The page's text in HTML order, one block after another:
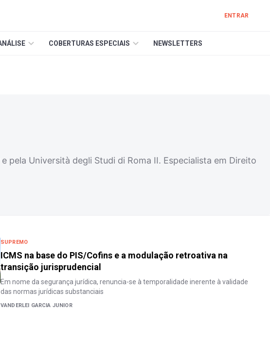
ENTRAR
COBERTURAS ESPECIAIS NEWSLETTERS
pela Università degli Studi di Roma II. Especialista em Direito
SUPREMO
ICMS na base do PIS/Cofins e a modulação retroativa na
transição jurisprudencial
Em nome da segurança jurídica, renuncia-se à temporalidade inerente à validade
das normas jurídicas substanciais
VANDERLEI GARCIA JUNIOR